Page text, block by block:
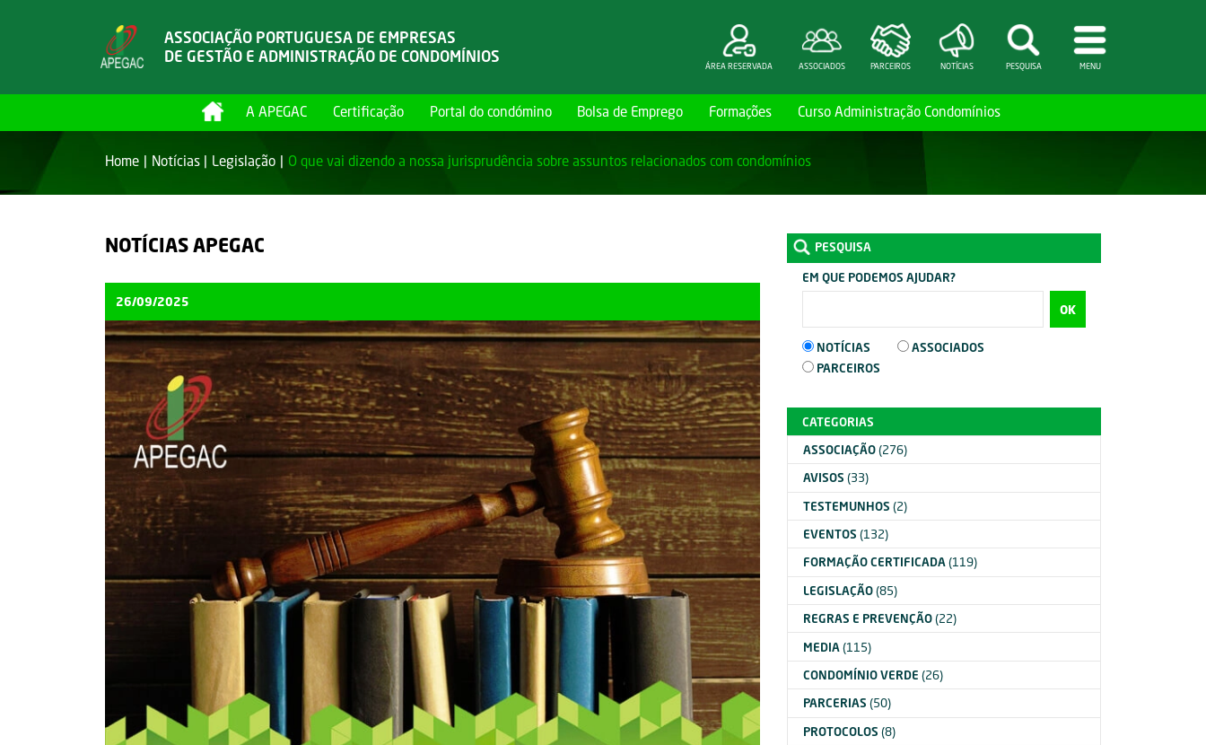
ASSOCIAÇÃO PORTUGUESA DE EMPRESAS
DE GESTÃO E ADMINISTRAÇÃO DE CONDOMÍNIOS
A APEGAC Certificação Portal do condómino Bolsa de Emprego Formações Curso Administração Condomínios
ÁREA RESERVADA ASSOCIADOS PARCEIROS NOTÍCIAS PESQUISA MENU
Home Notícias Legislação O que vai dizendo a nossa jurisprudência sobre assuntos relacionados com condomínios
NOTÍCIAS APEGAC
26/09/2025
PESQUISA
EM QUE PODEMOS AJUDAR?
OK
NOTÍCIAS
ASSOCIADOS
PARCEIROS
CATEGORIAS
ASSOCIAÇÃO(276)
AVISOS (33)
TESTEMUNHOS (2)
EVENTOS (132)
FORMAÇÃO CERTIFICADA(119)
LEGISLAÇÃO(85)
REGRAS E PREVENÇÃO(22)
MEDIA(115)
CONDOMÍNIO VERDE (26)
PARCERIAS (50)
PROTOCOLOS (8)